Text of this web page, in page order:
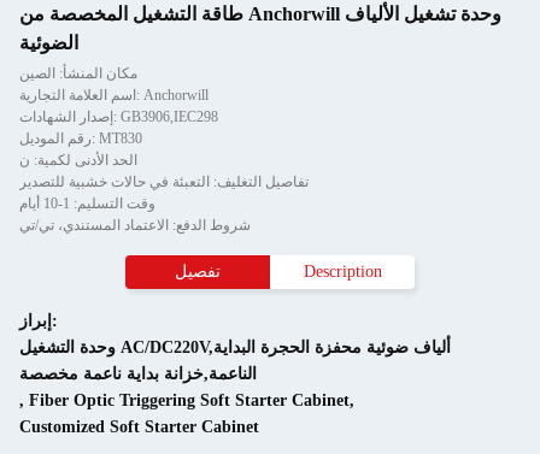
طاقة التشغيل المخصصة من Anchorwill وحدة تشغيل الألياف
الضوئية
مكان المنشأ: الصين
اسم العلامة التجارية: Anchorwill
إصدار الشهادات: GB3906,IEC298
رقم الموديل: MT830
الحد الأدنى لكمية: ن
تفاصيل التغليف: التعبئة في حالات خشبية للتصدير
وقت التسليم: 1-10 أيام
شروط الدفع: الاعتماد المستندي، تي/تي
تفصيل Description
إبراز:
وحدة التشغيل AC/DC220V,ألياف ضوئية محفزة الحجرة البداية
الناعمة,خزانة بداية ناعمة مخصصة
, Fiber Optic Triggering Soft Starter Cabinet,
Customized Soft Starter Cabinet